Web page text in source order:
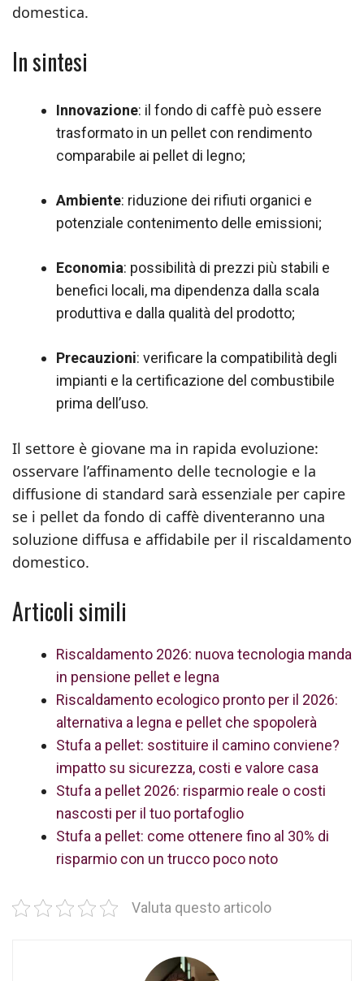
domestica.
In sintesi
Innovazione: il fondo di caffè può essere
trasformato in un pellet con rendimento
comparabile ai pellet di legno;
Ambiente: riduzione dei rifiuti organici e
potenziale contenimento delle emissioni;
Economia: possibilità di prezzi più stabili e
benefici locali, ma dipendenza dalla scala
produttiva e dalla qualità del prodotto;
Precauzioni: verificare la compatibilità degli
impianti e la certificazione del combustibile
prima dell’uso.
Il settore è giovane ma in rapida evoluzione:
osservare l’affinamento delle tecnologie e la
diffusione di standard sarà essenziale per capire
se i pellet da fondo di caffè diventeranno una
soluzione diffusa e affidabile per il riscaldamento
domestico.
Articoli simili
Riscaldamento 2026: nuova tecnologia manda
in pensione pellet e legna
Riscaldamento ecologico pronto per il 2026:
alternativa a legna e pellet che spopolerà
Stufa a pellet: sostituire il camino conviene?
impatto su sicurezza, costi e valore casa
Stufa a pellet 2026: risparmio reale o costi
nascosti per il tuo portafoglio
Stufa a pellet: come ottenere fino al 30% di
risparmio con un trucco poco noto
Valuta questo articolo